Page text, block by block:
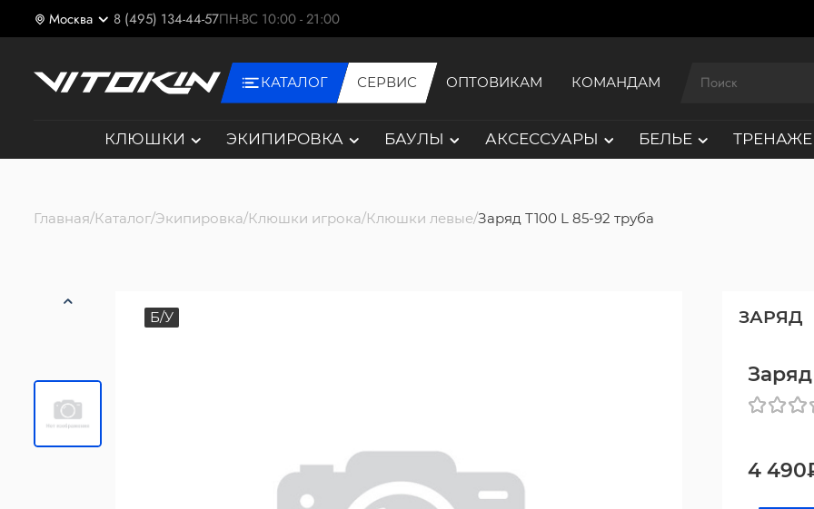
Москва 8 (495) 134-44-57ПН-ВС 10:00 - 21:00
КАТАЛОГ СЕРВИС ОПТОВИКАМ КОМАНДАМ
КЛЮШКИ ЭКИПИРОВКА БАУЛЫ АКСЕССУАРЫ БЕЛЬЕ
Главная Каталог Экипировка Клюшки игрока Клюшки левые Заряд Т100 L 85-92 труба
Б/У ЗАРЯД
4